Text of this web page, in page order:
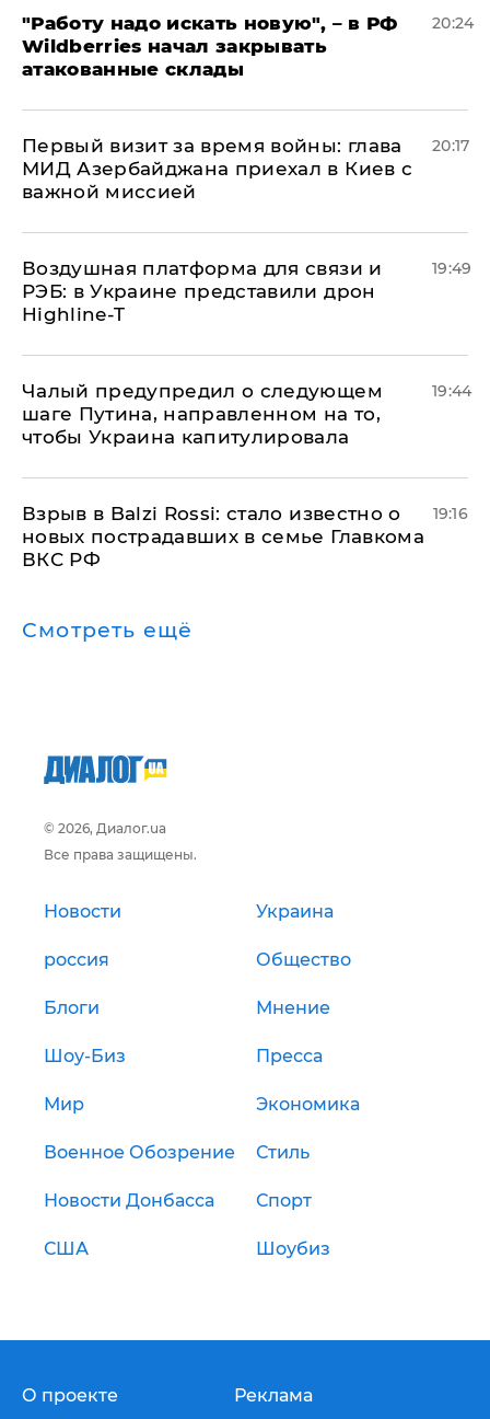
"Работу надо искать новую", – в РФ
Wildberries начал закрывать
атакованные склады
20:24
Первый визит за время войны: глава
МИД Азербайджана приехал в Киев с
важной миссией
20:17
Воздушная платформа для связи и
РЭБ: в Украине представили дрон
Highline-T
19:49
Чалый предупредил о следующем
шаге Путина, направленном на то,
чтобы Украина капитулировала
19:44
Взрыв в Balzi Rossi: стало известно о
новых пострадавших в семье Главкома
ВКС РФ
19:16
Смотреть ещё
© 2026, Диалог.ua
Все права защищены.
Новости Украина
россия Общество
Блоги Мнение
Шоу-Биз Пресса
Мир Экономика
Военное Обозрение Стиль
Новости Донбасса Спорт
США Шоубиз
О проекте Реклама